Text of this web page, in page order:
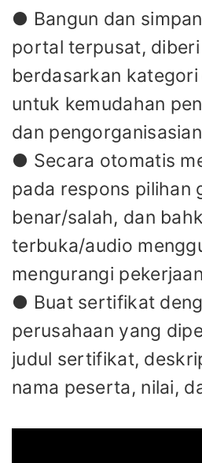
● Bangun dan
portal terpusat,
berdasarkan
untuk kemudahan
dan
● Secara otomatis
pada respons pilihan
benar/salah, dan
terbuka/audio
mengurangi
● Buat sertifikat
perusahaan yang
judul sertifikat,
nama peserta, nilai,